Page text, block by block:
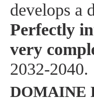
develops a
Perfectly
very
2032-2040.
DOMAINE